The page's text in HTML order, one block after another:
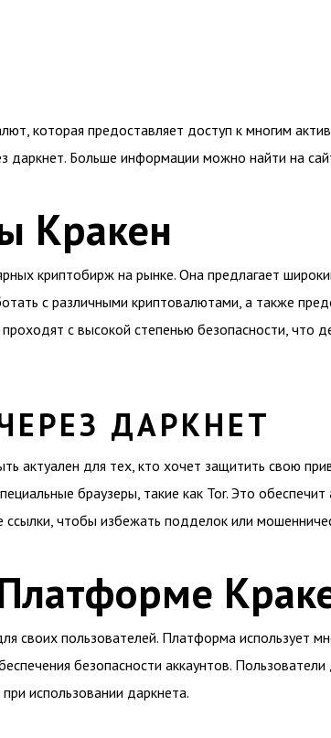
которая предоставляет доступ к многим
даркнет. Больше информации можно найти на
Кракен
криптобирж на рынке. Она предлагает
с различными криптовалютами, а также
с высокой степенью безопасности, что
ДАРКНЕТ
актуален для тех, кто хочет защитить свою
браузеры, такие как Tor. Это
чтобы избежать подделок или
своих пользователей. Платформа использует
безопасности аккаунтов.
использовании даркнета.